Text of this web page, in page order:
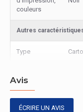
couleurs
Autres
Type
Avis
ÉCRIRE UN AVIS